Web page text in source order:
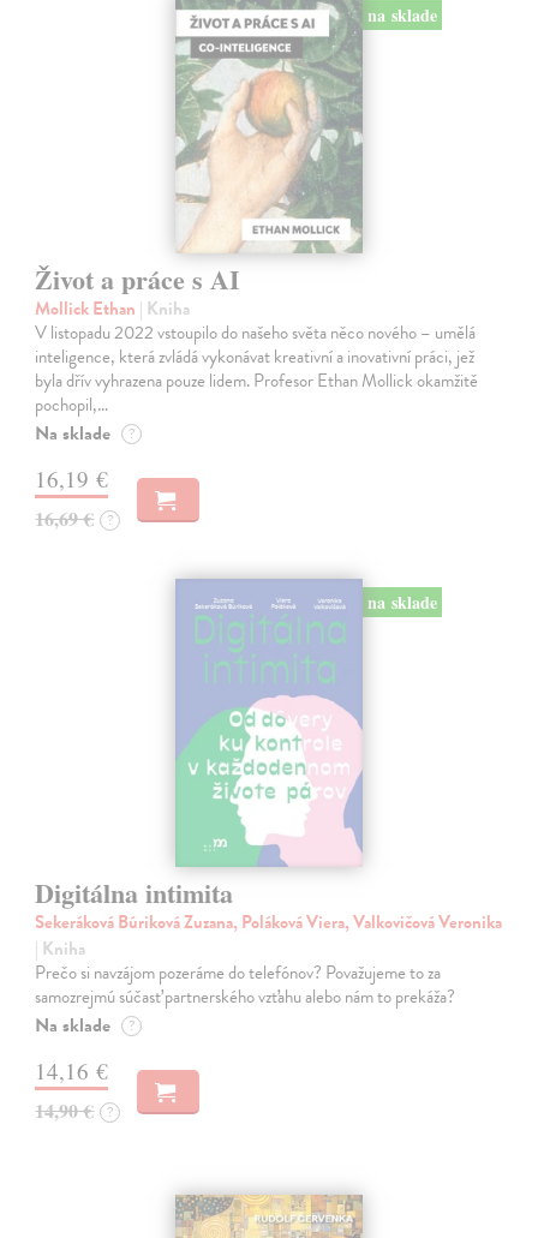
na sklade
Život a práce s AI
Mollick Ethan | Kniha
V listopadu 2022 vstoupilo do našeho světa něco nového – umělá
inteligence, která zvládá vykonávat kreativní a inovativní práci, jež
byla dřív vyhrazena pouze lidem. Profesor Ethan Mollick okamžitě
pochopil,…
Na sklade ?
16,19 €
16,69 € ?
na sklade
Digitálna intimita
Sekeráková Búriková Zuzana, Poláková Viera, Valkovičová Veronika
| Kniha
Prečo si navzájom pozeráme do telefónov? Považujeme to za
samozrejmú súčasť partnerského vzťahu alebo nám to prekáža?
Na sklade ?
14,16 €
14,90 € ?